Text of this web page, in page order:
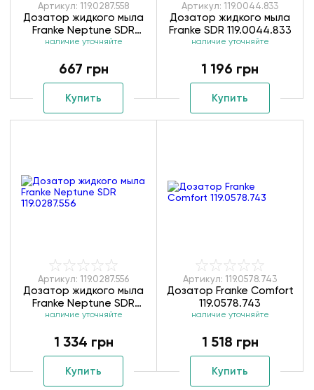
Артикул: 119.0287.558
Дозатор жидкого мыла
Franke Neptune SDR
119.0287.558
наличие уточняйте
667 грн
Купить
Артикул: 119.0044.833
Дозатор жидкого мыла
Franke SDR 119.0044.833
наличие уточняйте
1 196 грн
Купить
Артикул: 119.0287.556
Дозатор жидкого мыла
Franke Neptune SDR
119.0287.556
наличие уточняйте
1 334 грн
Купить
Артикул: 119.0578.743
Дозатор Franke Comfort
119.0578.743
наличие уточняйте
1 518 грн
Купить